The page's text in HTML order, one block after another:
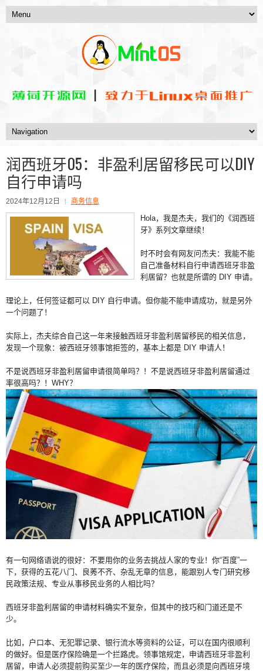
润西班牙05：非盈利居留移民可以DIY
自行申请吗
2024年12月12日 商务信息
Hola，我是杰夫，我们的《润西班
牙》系列文章继续！
时不时会有网友问杰夫：我能不能
自己准备材料自行申请西班牙非盈
利居留？也就是所谓的 DIY 申请。
理论上，任何签证都可以 DIY 自行申请。但你能不能申请成功，就是另外
一个问题了！
实际上，杰夫综合自己这一年来接触西班牙非盈利居留移民的相关信息，
发现一个现象：被西班牙领事馆拒签的，基本上都是 DIY 申请人！
不是说西班牙非盈利居留申请很简单吗？！不是说西班牙非盈利居留通过
率很高吗？！WHY？
有一句网络语说的很好：不要用你的业务去挑战人家的专业！你“百度”一
下，获得的五花八门、良莠不齐、杂乱无章的信息，能跟别人专门研究移
民政策法规、专业从事移民业务的人相比吗？
西班牙非盈利居留的申请材料确实不复杂，但其中的技巧和门道还是不
少。
比如，户口本、无犯罪记录、银行流水等资料的公证，可以在国内很顺利
的做好。但是医疗保险确是一个拦路虎。领事馆规定，申请西班牙非盈利
居留，申请人必须提前购买至少一年的医疗保险，而且必须是向西班牙境